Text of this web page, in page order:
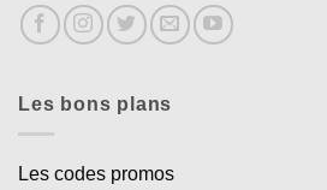
Les bons plans
Les codes promos